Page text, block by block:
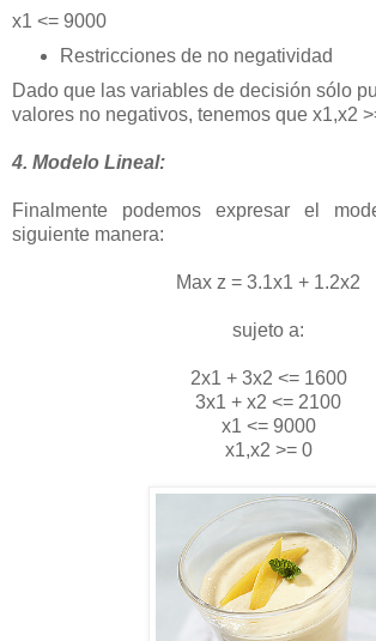
x1 <= 9000
Restricciones de no negatividad
Dado que las variables de decisión sólo
valores no negativos, tenemos que x1,x2
4. Modelo Lineal:
Finalmente podemos expresar el
siguiente manera:
Max z = 3.1x1 + 1.2x2
sujeto a:
2x1 + 3x2 <= 1600
3x1 + x2 <= 2100
x1 <= 9000
x1,x2 >= 0